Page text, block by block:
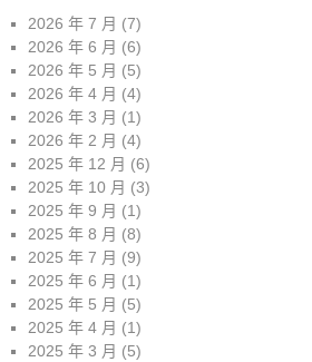
2026 年 7 月 (7)
2026 年 6 月 (6)
2026 年 5 月 (5)
2026 年 4 月 (4)
2026 年 3 月 (1)
2026 年 2 月 (4)
2025 年 12 月 (6)
2025 年 10 月 (3)
2025 年 9 月 (1)
2025 年 8 月 (8)
2025 年 7 月 (9)
2025 年 6 月 (1)
2025 年 5 月 (5)
2025 年 4 月 (1)
2025 年 3 月 (5)